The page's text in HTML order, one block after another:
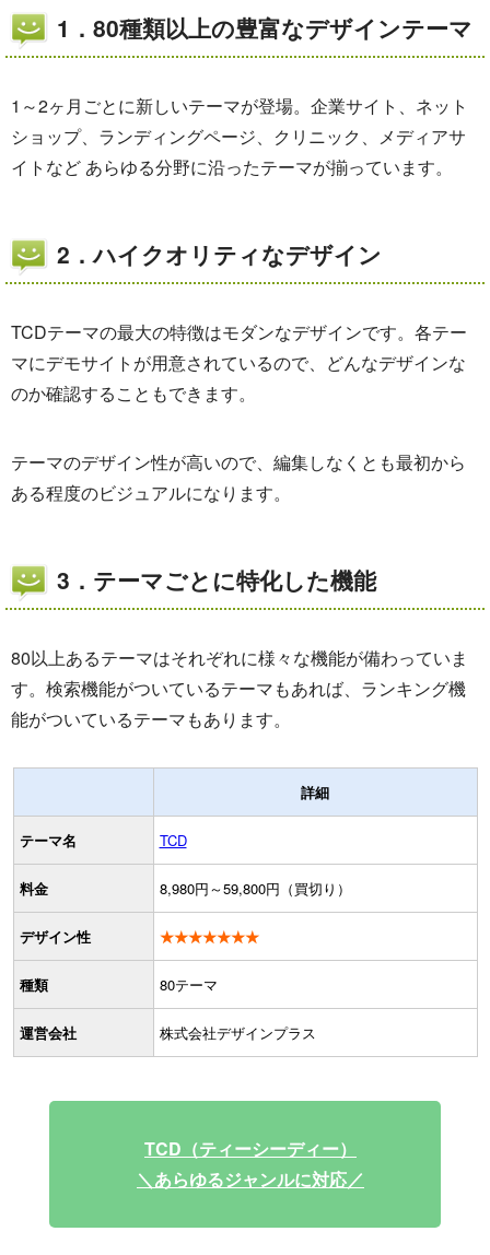
1．80種類以上の豊富なデザインテーマ
1～2ヶ月ごとに新しいテーマが登場。企業サイト、ネット
ショップ、ランディングページ、クリニック、メディアサ
イトなど あらゆる分野に沿ったテーマが揃っています。
2．ハイクオリティなデザイン
TCDテーマの最大の特徴はモダンなデザインです。各テー
マにデモサイトが用意されているので、どんなデザインな
のか確認することもできます。
テーマのデザイン性が高いので、編集しなくとも最初から
ある程度のビジュアルになります。
3．テーマごとに特化した機能
80以上あるテーマはそれぞれに様々な機能が備わっていま
す。検索機能がついているテーマもあれば、ランキング機
能がついているテーマもあります。
詳細
テーマ名 TCD
料金 8,980円～59,800円（買切り）
デザイン性 ★★★★★★★
種類 80テーマ
運営会社 株式会社デザインプラス
TCD（ティーシーディー）
＼あらゆるジャンルに対応／